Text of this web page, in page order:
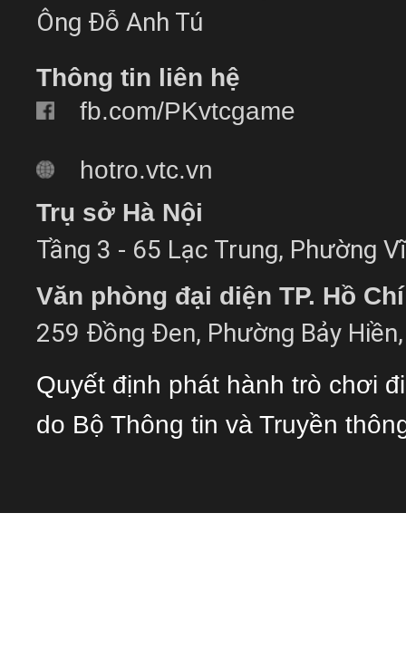
Ông Đỗ Anh Tú
Thông tin liên hệ
fb.com/PKvtcgame
hotro.vtc.vn
Trụ sở Hà Nội
Tầng 3 - 65 Lạc Trung, Phường
Văn phòng đại diện TP. Hồ
259 Đồng Đen, Phường Bảy
Quyết định phát hành trò chơi
do Bộ Thông tin và Truyền